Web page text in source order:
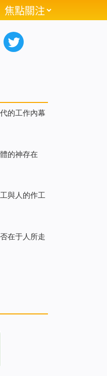
焦點關注
的工作內幕
的神存在
與人的作工
在于人所走